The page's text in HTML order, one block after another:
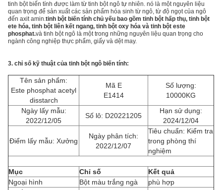
tinh bột biến tính được làm từ tinh bột ngô tự nhiên. nó là một nguyên liệu
quan trọng để sản xuất các sản phẩm hóa sinh từ ngô, từ độ ngọt của ngô
đến axit amin.tinh bột biến tính chủ yếu bao gồm tinh bột hấp thụ, tinh bột
ete hóa, tinh bột liên kết ngang, tinh bột oxy hóa và tinh bột este
phosphat.và tinh bột ngô là một trong những nguyên liệu quan trọng cho
ngành công nghiệp thực phẩm, giấy và dệt may.
3. chỉ số kỹ thuật của tinh bột ngô biến tính:
Tên sản phẩm:
Este phosphat acetyl
disstarch
Mã E
E1414
Số lượng:
10000KG
Ngày lấy mẫu:
2022/12/05
Số lô: D20221205
Hạn sử dụng:
2024/12/04
Điểm lấy mẫu: Xưởng
Ngày phân tích:
2022/12/07
Tiêu chuẩn: Kiểm tra
trong phòng thí
nghiệm
Mục Chỉ số
Kết quả
Ngoại hình
Bột màu trắng ngà
phù hợp